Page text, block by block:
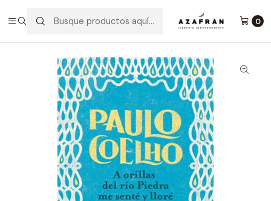
0
Literatura Latinoamericana
A Orillas Del Río Piedra Me Senté Y Lloré